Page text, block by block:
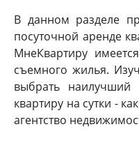
В данном разделе
посуточной аренде
МнеКвартиру
съемного жилья.
выбрать наилучший
квартиру на сутки -
агентство